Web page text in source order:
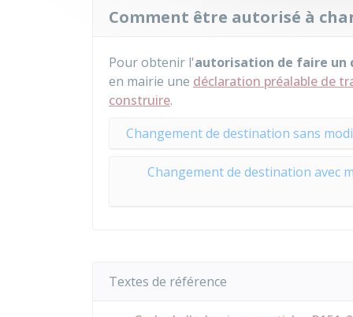
Comment être autorisé à
Pour obtenir l'autorisation de faire un
en mairie une déclaration préalable de
construire.
Changement de destination sans
Changement de destination avec
Textes de référence